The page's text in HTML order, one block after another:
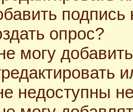
опрос?
могу
недоступны